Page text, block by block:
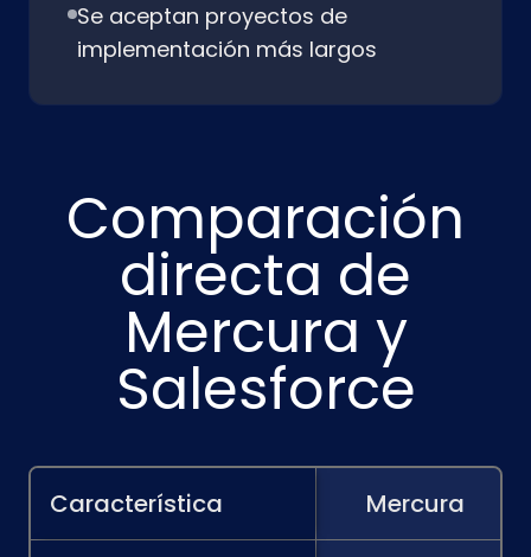
Se aceptan proyectos de
implementación más largos
Comparación
directa de
Mercura y
Salesforce
Característica Mercura